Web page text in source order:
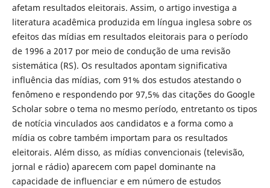
afetam resultados eleitorais. Assim, o artigo investiga a
literatura acadêmica produzida em língua inglesa sobre os
efeitos das mídias em resultados eleitorais para o período
de 1996 a 2017 por meio de condução de uma revisão
sistemática (RS). Os resultados apontam significativa
influência das mídias, com 91% dos estudos atestando o
fenômeno e respondendo por 97,5% das citações do Google
Scholar sobre o tema no mesmo período, entretanto os tipos
de notícia vinculados aos candidatos e a forma como a
mídia os cobre também importam para os resultados
eleitorais. Além disso, as mídias convencionais (televisão,
jornal e rádio) aparecem com papel dominante na
capacidade de influenciar e em número de estudos